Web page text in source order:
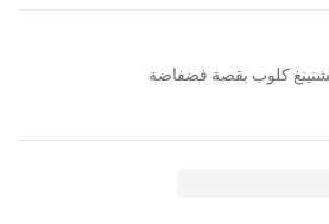
كلوب بقصة فضفاضة